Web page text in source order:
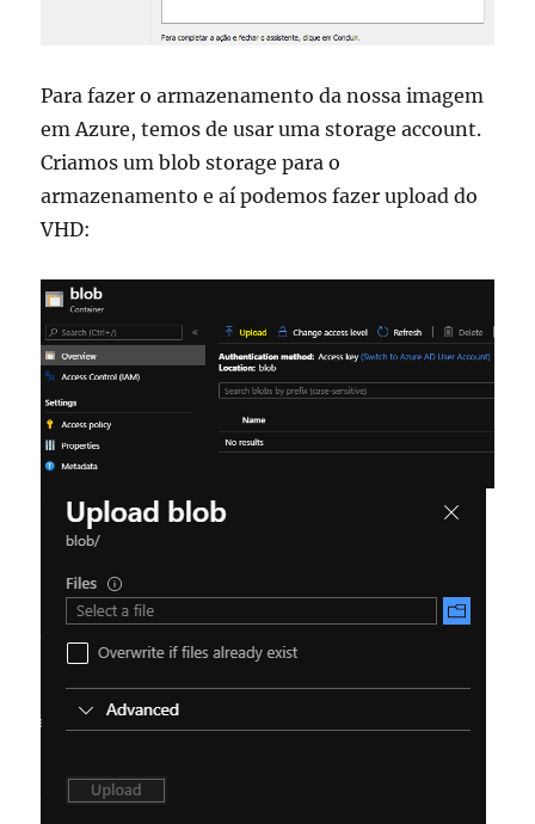
Para fazer o armazenamento da nossa imagem
em Azure, temos de usar uma storage account.
Criamos um blob storage para o
armazenamento e aí podemos fazer upload do
VHD: